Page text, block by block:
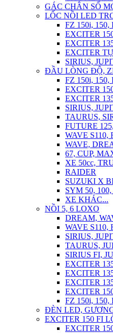
GÁC CHÂN SỐ
LỐC NỒI LED
FZ 150i, 150,
EXCITER
EXCITER
EXCITER
SIRIUS,
ĐẦU LÒNG ĐỘ,
FZ 150i, 150,
EXCITER
EXCITER
SIRIUS,
TAURUS,
FUTURE
WAVE S110,
WAVE,
67, CUP,
XE 50cc,
RAIDER
SUZUKI X
SYM 50, 100,
XE KHÁC...
NỒI 5, 6 LOXO
DREAM,
WAVE S110,
SIRIUS,
TAURUS,
SIRIUS FI,
EXCITER
EXCITER
EXCITER
EXCITER
FZ 150i, 150,
ĐÈN LED,
EXCITER 150 FI
EXCITER